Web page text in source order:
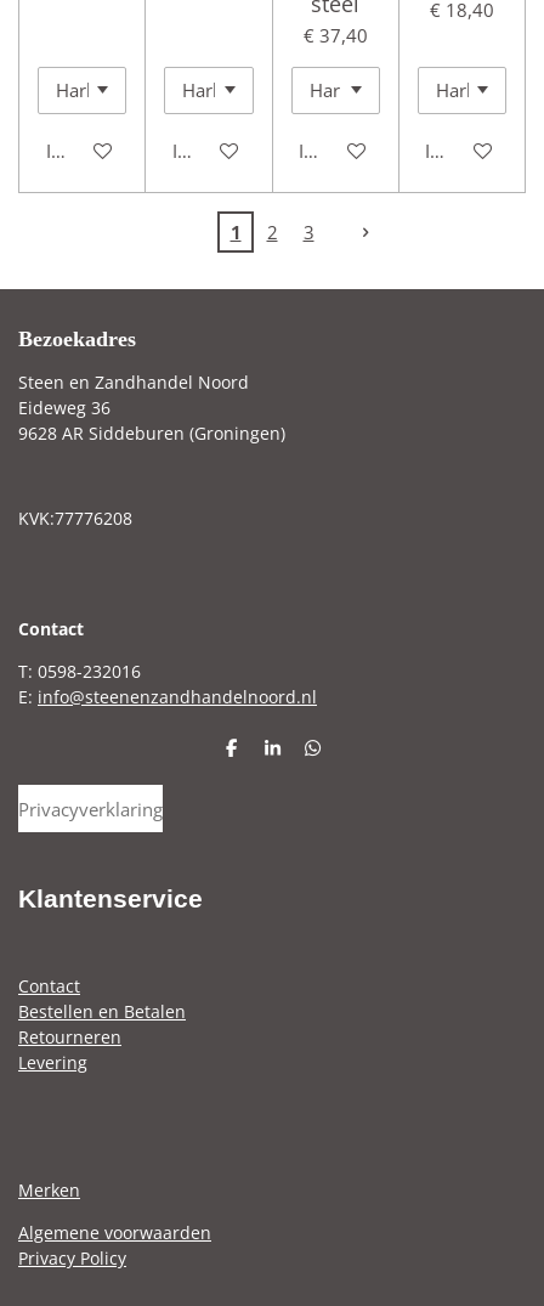
In winkelwagenIn winkelwagen
€ 37,40
In winkelwagen
€ 18,40
In
1 2 3
Bezoekadres
Steen en Zandhandel Noord
Eideweg 36
9628 AR Siddeburen (Groningen)
KVK:77776208
Contact
T: 0598-232016
E: info@steenenzandhandelnoord.nl
D
S
D
Privacyverklaring
Klantenservice
Contact
Bestellen en Betalen
Retourneren
Levering
Merken
Algemene voorwaarden
Privacy Policy